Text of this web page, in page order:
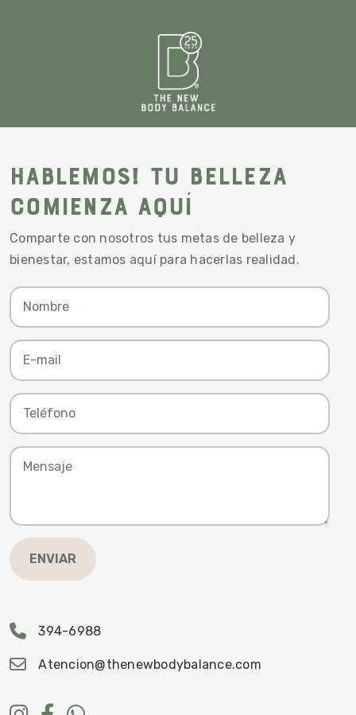
Hablemos! Tu belleza
comienza aquí
Comparte con nosotros tus metas de belleza y
bienestar, estamos aquí para hacerlas realidad.
ENVIAR
394-6988
Atencion@thenewbodybalance.com